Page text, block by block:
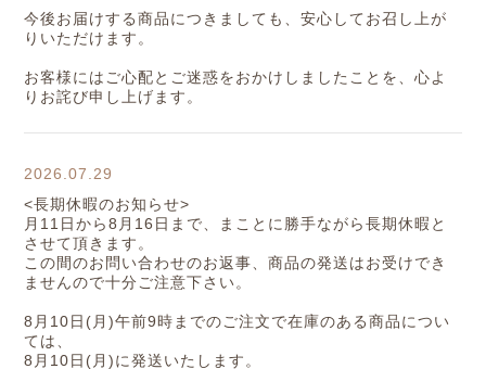
今後お届けする商品につきましても、安心してお召し上が
りいただけます。
お客様にはご心配とご迷惑をおかけしましたことを、心よ
りお詫び申し上げます。
2026.07.29
<長期休暇のお知らせ>
月11日から8月16日まで、まことに勝手ながら長期休暇と
させて頂きます。
この間のお問い合わせのお返事、商品の発送はお受けでき
ませんので十分ご注意下さい。
8月10日(月)午前9時までのご注文で在庫のある商品につい
ては、
8月10日(月)に発送いたします。